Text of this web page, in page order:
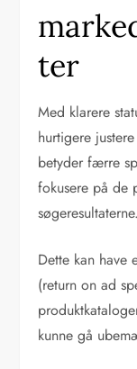
ter
Med klarere
hurtigere
betyder færre
fokusere på de
søgeresultaterne.
Dette kan have
(return on ad
kunne gå